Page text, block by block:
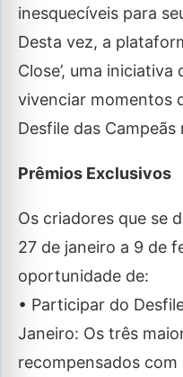
inesquecíveis para
Desta vez, a
Close’, uma
vivenciar momentos
Desfile das
Prêmios Exclusivos
Os criadores que se
27 de janeiro a 9 de
oportunidade de:
• Participar do
Janeiro: Os três
recompensados com